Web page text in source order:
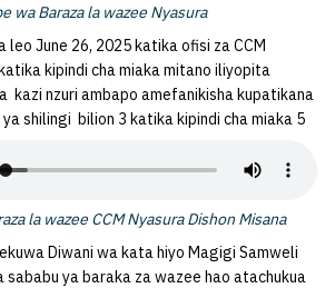
wa Baraza la wazee Nyasura
June 26, 2025 katika ofisi za CCM
kipindi cha miaka mitano iliyopita
kazi nzuri ambapo amefanikisha kupatikana
shilingi bilion 3 katika kipindi cha miaka 5
la wazee CCM Nyasura Dishon Misana
Diwani wa kata hiyo Magigi Samweli
sababu ya baraka za wazee hao atachukua